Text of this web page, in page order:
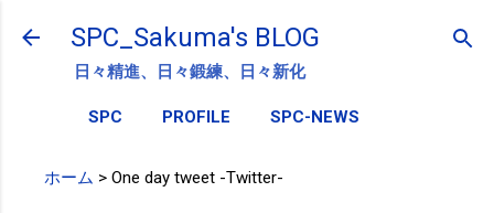
スキップしてメイン コンテンツに移動
SPC_Sakuma's BLOG
日々精進、日々鍛練、日々新化
SPC PROFILE SPC-NEWS
ホーム > One day tweet -Twitter-